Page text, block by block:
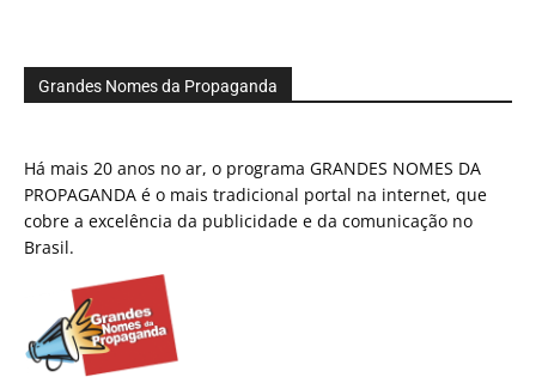
Grandes Nomes da Propaganda
Há mais 20 anos no ar, o programa GRANDES NOMES DA
PROPAGANDA é o mais tradicional portal na internet, que
cobre a excelência da publicidade e da comunicação no
Brasil.